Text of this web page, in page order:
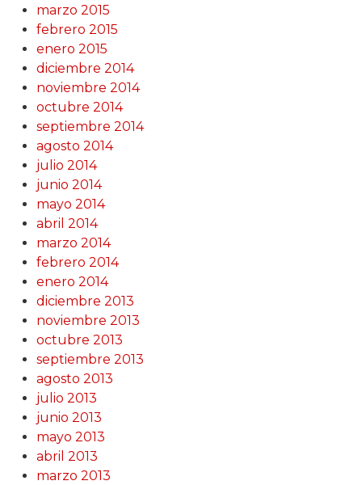
marzo 2015
febrero 2015
enero 2015
diciembre 2014
noviembre 2014
octubre 2014
septiembre 2014
agosto 2014
julio 2014
junio 2014
mayo 2014
abril 2014
marzo 2014
febrero 2014
enero 2014
diciembre 2013
noviembre 2013
octubre 2013
septiembre 2013
agosto 2013
julio 2013
junio 2013
mayo 2013
abril 2013
marzo 2013